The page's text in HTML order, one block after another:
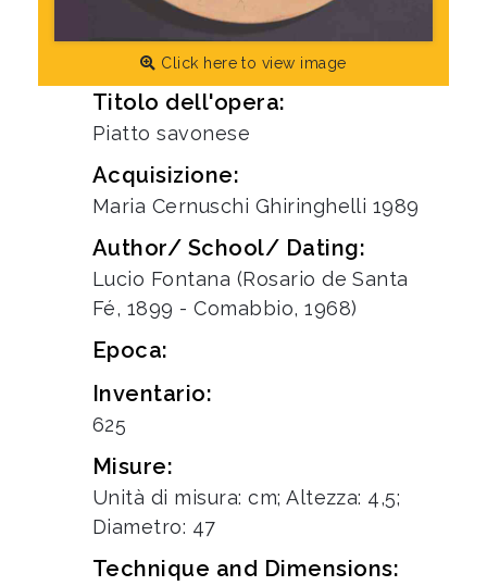
Click here to view image
Titolo dell'opera:
Piatto savonese
Acquisizione:
Maria Cernuschi Ghiringhelli 1989
Author/ School/ Dating:
Lucio Fontana (Rosario de Santa
Fé, 1899 - Comabbio, 1968)
Epoca:
Inventario:
625
Misure:
Unità di misura: cm; Altezza: 4,5;
Diametro: 47
Technique and Dimensions: